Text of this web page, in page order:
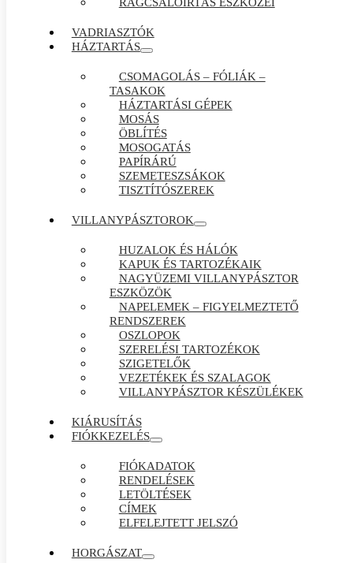
VADRIASZTÓK
HÁZTARTÁS
CSOMAGOLÁS – FÓLIÁK –
TASAKOK
HÁZTARTÁSI GÉPEK
MOSÁS
ÖBLÍTÉS
MOSOGATÁS
PAPÍRÁRÚ
SZEMETESZSÁKOK
TISZTÍTÓSZEREK
VILLANYPÁSZTOROK
HUZALOK ÉS HÁLÓK
KAPUK ÉS TARTOZÉKAIK
NAGYÜZEMI VILLANYPÁSZTOR
ESZKÖZÖK
NAPELEMEK – FIGYELMEZTETŐ
RENDSZEREK
OSZLOPOK
SZERELÉSI TARTOZÉKOK
SZIGETELŐK
VEZETÉKEK ÉS SZALAGOK
VILLANYPÁSZTOR KÉSZÜLÉKEK
KIÁRUSÍTÁS
FIÓKKEZELÉS
FIÓKADATOK
RENDELÉSEK
LETÖLTÉSEK
CÍMEK
ELFELEJTETT JELSZÓ
HORGÁSZAT